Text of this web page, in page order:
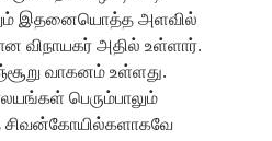
இதனையொத்த அளவில்
விநாயகர் அதில் உள்ளார்.
வாகனம் உள்ளது.
பெரும்பாலும்
சிவன்கோயில்களாகவே